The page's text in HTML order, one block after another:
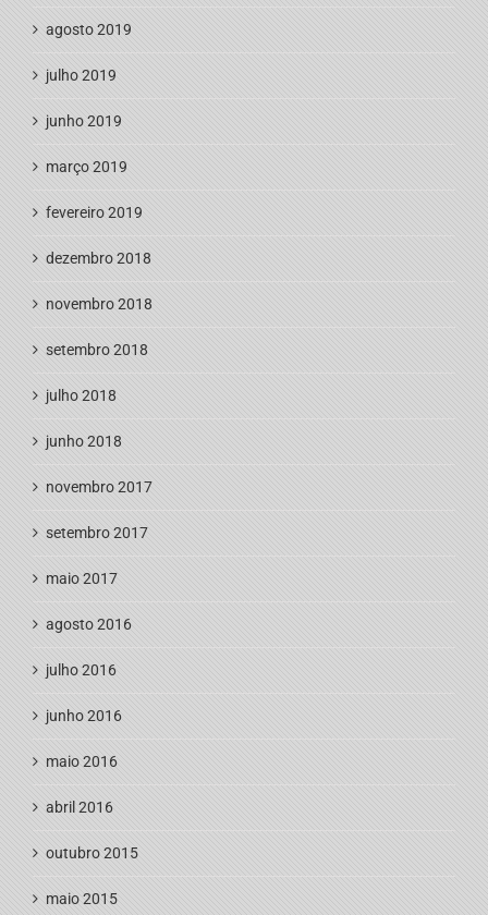
agosto 2019
julho 2019
junho 2019
março 2019
fevereiro 2019
dezembro 2018
novembro 2018
setembro 2018
julho 2018
junho 2018
novembro 2017
setembro 2017
maio 2017
agosto 2016
julho 2016
junho 2016
maio 2016
abril 2016
outubro 2015
maio 2015